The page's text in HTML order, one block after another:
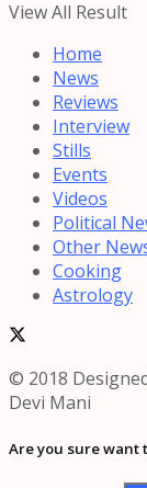
View All Result
Home
News
Reviews
Interview
Stills
Events
Videos
Political
Other
Cooking
Astrology
© 2018
Devi Mani
Are you sure want